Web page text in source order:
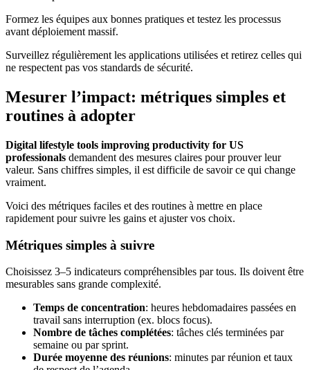
Formez les équipes aux bonnes pratiques et testez les processus
avant déploiement massif.
Surveillez régulièrement les applications utilisées et retirez celles qui
ne respectent pas vos standards de sécurité.
Mesurer l’impact: métriques simples et
routines à adopter
Digital lifestyle tools improving productivity for US
professionals demandent des mesures claires pour prouver leur
valeur. Sans chiffres simples, il est difficile de savoir ce qui change
vraiment.
Voici des métriques faciles et des routines à mettre en place
rapidement pour suivre les gains et ajuster vos choix.
Métriques simples à suivre
Choisissez 3–5 indicateurs compréhensibles par tous. Ils doivent être
mesurables sans grande complexité.
Temps de concentration: heures hebdomadaires passées en
travail sans interruption (ex. blocs focus).
Nombre de tâches complétées: tâches clés terminées par
semaine ou par sprint.
Durée moyenne des réunions: minutes par réunion et taux